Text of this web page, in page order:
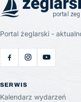
Portal żeglarski -
SERWIS
Kalendarz wydarzeń